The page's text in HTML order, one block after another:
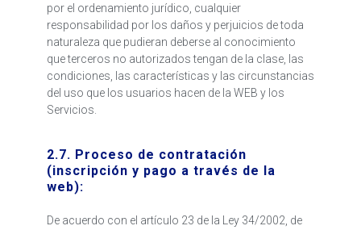
por el ordenamiento jurídico, cualquier
responsabilidad por los daños y perjuicios de toda
naturaleza que pudieran deberse al conocimiento
que terceros no autorizados tengan de la clase, las
condiciones, las características y las circunstancias
del uso que los usuarios hacen de la WEB y los
Servicios.
2.7. Proceso de contratación
(inscripción y pago a través de la
web):
De acuerdo con el artículo 23 de la Ley 34/2002, de